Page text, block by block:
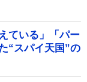
ている」「パー
“スパイ天国”の